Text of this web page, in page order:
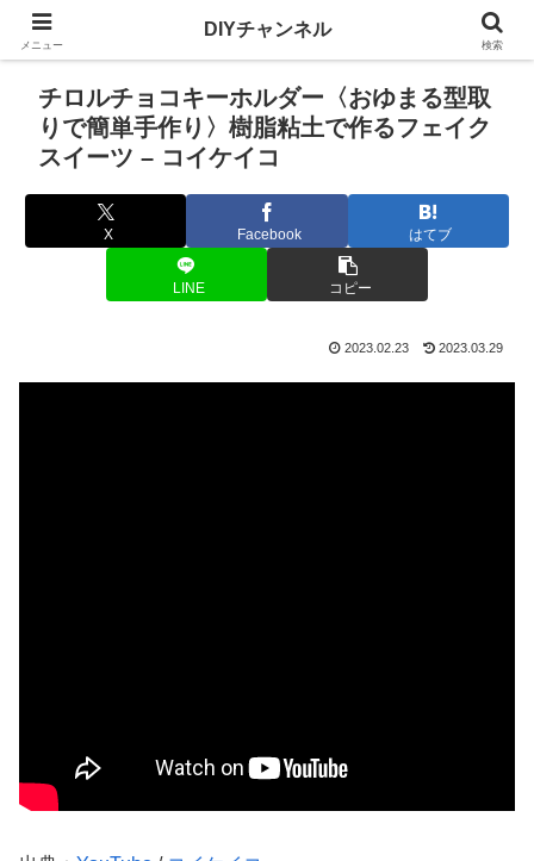
チロルチョコキーホルダー〈おゆまる型取
りで簡単手作り〉樹脂粘土で作るフェイク
スイーツ – コイケイコ
X Facebook はてブ
LINE コピー
2023.02.23 2023.03.29
メニュー
DIYチャンネル
検索